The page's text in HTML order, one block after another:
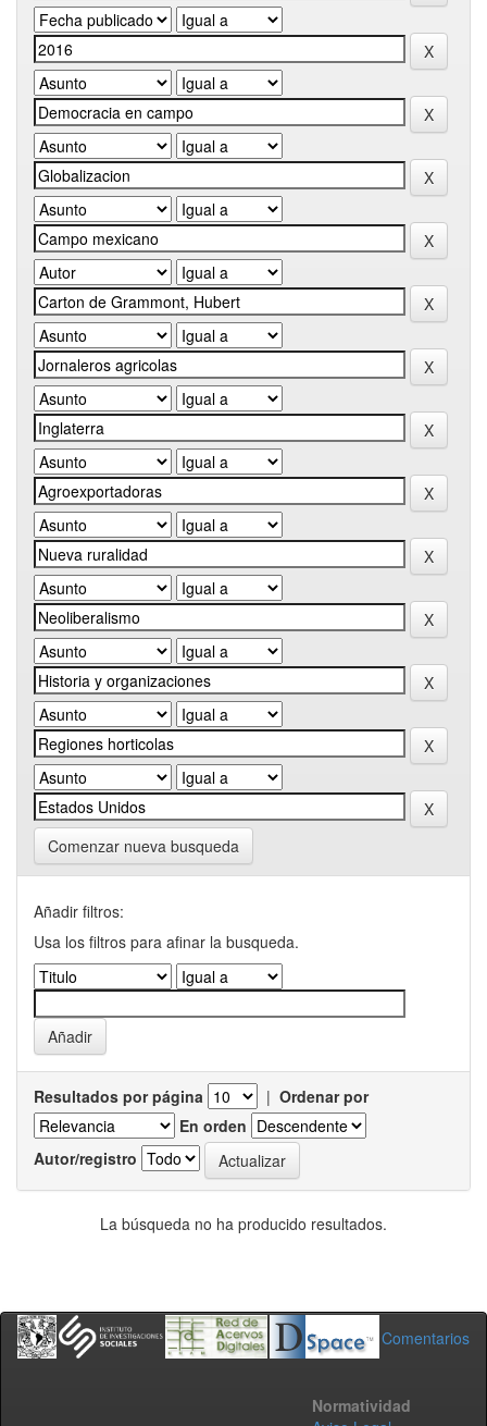
Comenzar nueva busqueda
Añadir filtros:
Usa los filtros para afinar la busqueda.
Resultados por página | Ordenar por
En orden
Autor/registro
La búsqueda no ha producido resultados.
Comentarios
Normatividad